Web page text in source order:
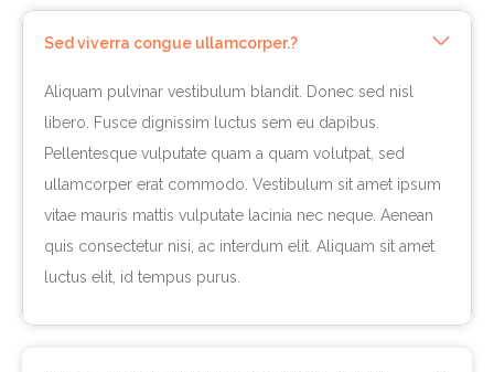
Sed viverra congue ullamcorper.?
Aliquam pulvinar vestibulum blandit. Donec sed nisl
libero. Fusce dignissim luctus sem eu dapibus.
Pellentesque vulputate quam a quam volutpat, sed
ullamcorper erat commodo. Vestibulum sit amet ipsum
vitae mauris mattis vulputate lacinia nec neque. Aenean
quis consectetur nisi, ac interdum elit. Aliquam sit amet
luctus elit, id tempus purus.